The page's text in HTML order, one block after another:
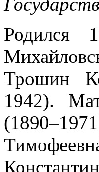
Родился
Трошин
1942).